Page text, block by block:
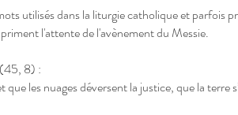
utilisés dans la liturgie catholique et parfois
l'attente de l'avènement du Messie.
8) :
les nuages déversent la justice, que la terre